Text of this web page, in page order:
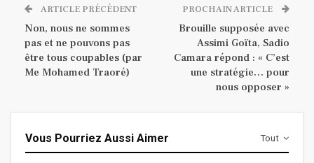
ARTICLE PRÉCÉDENT
Non, nous ne sommes
pas et ne pouvons pas
être tous coupables (par
Me Mohamed Traoré)
PROCHAIN ARTICLE
Brouille supposée avec
Assimi Goïta, Sadio
Camara répond : « C’est
une stratégie… pour
nous opposer »
Tout
Vous Pourriez Aussi Aimer